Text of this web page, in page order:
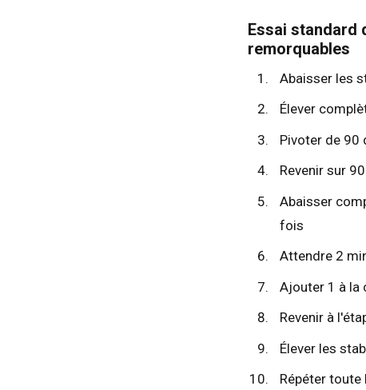
Essai standard
remorquables
Abaisser les
Élever
Pivoter de 90
Revenir sur
Abaisser
fois
Attendre 2
Ajouter 1 à la
Revenir à
Élever les
Répéter toute